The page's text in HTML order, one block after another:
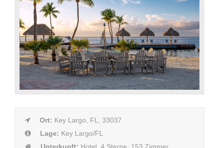
Ort: Key Largo, FL, 33037
Lage: Key Largo/FL